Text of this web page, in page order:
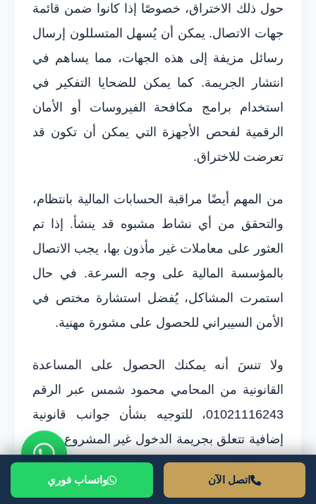
حول ذلك الاختراق، خصوصًا إذا كانوا ضمن قائمة
جهات الاتصال. يمكن أن يُسهل المتسللون إرسال
رسائل مزيفة إلى هذه الجهات، مما يساهم في
انتشار الجريمة. كما يمكن للضحايا التفكير في
استخدام برامج مكافحة الفيروسات أو الأمان
الرقمية لفحص الأجهزة التي يمكن أن تكون قد
تعرضت للاختراق.
من المهم أيضًا مراقبة الحسابات المالية بانتظام،
والتحقق من أي نشاط مشبوه قد ينشأ. إذا تم
العثور على معاملات غير مأذون بها، يجب الاتصال
بالمؤسسة المالية على وجه السرعة. في حال
استمرت المشاكل، يُفضل استشارة مختص في
الأمن السيبراني للحصول على مشورة مهنية.
ولا تنسَ أنه يمكنك الحصول على المساعدة
القانونية من المحامي محمود شمس عبر الرقم
01021116243، للتوجيه بشأن جوانب قانونية
إضافية تتعلق بجريمة الدخول غير المشروع. تمثل
هذه التدابير خطوات حيوية للأشخاص الذين
تعرضوا لاختراق الحسابات الشخصية.
اتصل الآن واتساب فوري